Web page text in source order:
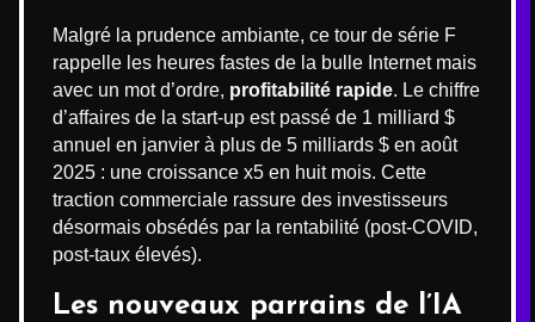
Malgré la prudence ambiante, ce tour de série F
rappelle les heures fastes de la bulle Internet mais
avec un mot d’ordre, profitabilité rapide. Le chiffre
d’affaires de la start-up est passé de 1 milliard $
annuel en janvier à plus de 5 milliards $ en août
2025 : une croissance x5 en huit mois. Cette
traction commerciale rassure des investisseurs
désormais obsédés par la rentabilité (post-COVID,
post-taux élevés).
Les nouveaux parrains de l’IA